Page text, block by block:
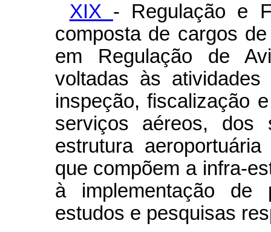
XIX - Regulação e
composta de cargos
em Regulação de
voltadas às atividades
inspeção, fiscalização
serviços aéreos, dos
estrutura
que compõem a infra-
à implementação
estudos e pesquisas